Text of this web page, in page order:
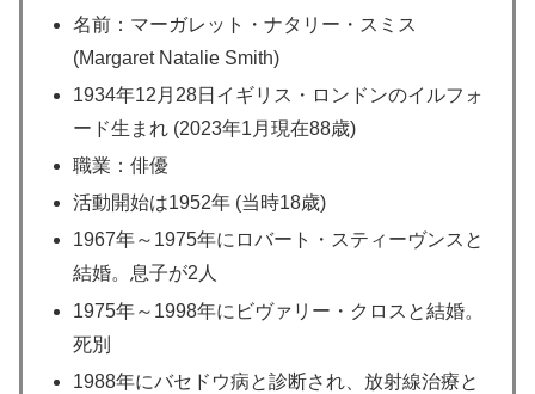
名前：マーガレット・ナタリー・スミス
(Margaret Natalie Smith)
1934年12月28日イギリス・ロンドンのイルフォ
ード生まれ (2023年1月現在88歳)
職業：俳優
活動開始は1952年 (当時18歳)
1967年～1975年にロバート・スティーヴンスと
結婚。息子が2人
1975年～1998年にビヴァリー・クロスと結婚。
死別
1988年にバセドウ病と診断され、放射線治療と